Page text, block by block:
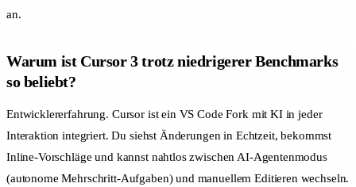
an.
Warum ist Cursor 3 trotz niedrigerer Benchmarks
so beliebt?
Entwicklererfahrung. Cursor ist ein VS Code Fork mit KI in jeder
Interaktion integriert. Du siehst Änderungen in Echtzeit, bekommst
Inline-Vorschläge und kannst nahtlos zwischen AI-Agentenmodus
(autonome Mehrschritt-Aufgaben) und manuellem Editieren wechseln.